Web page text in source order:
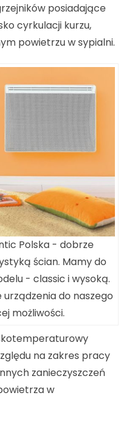
posiadające
cyrkulacji kurzu,
powietrzu w sypialni.
Polska - dobrze
ścian. Mamy do
- classic i wysoką.
urządzenia do naszego
możliwości.
na zakres pracy
zanieczyszczeń
w